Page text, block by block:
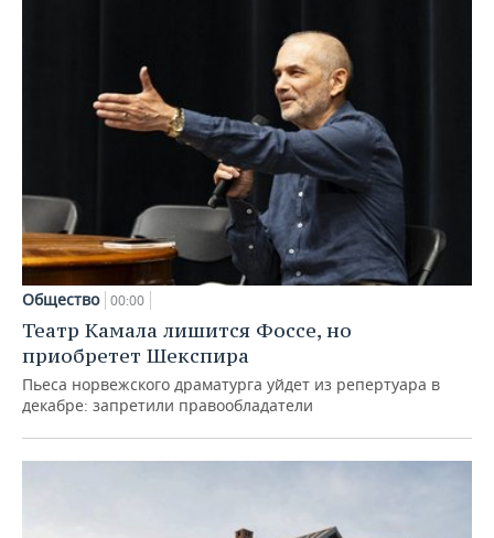
Общество 00:00
Театр Камала лишится Фоссе, но
приобретет Шекспира
Пьеса норвежского драматурга уйдет из репертуара в
декабре: запретили правообладатели